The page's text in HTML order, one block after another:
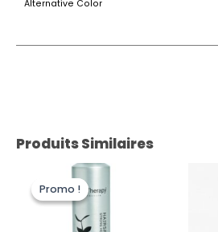
Produits Similaires
Promo !
Promo !
Le
prix
initial
était :
26,40 €.
Le
actuel
est :
13,20 €.
Alternative Color